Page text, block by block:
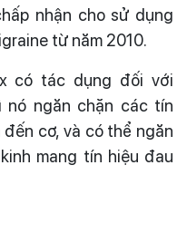
nhận cho sử dụng
từ năm 2010.
có tác dụng đối với
nó ngăn chặn các tín
cơ, và có thể ngăn
mang tín hiệu đau